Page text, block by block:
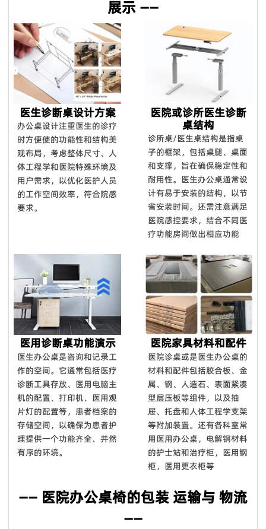
展示 ——
医生诊断桌设计方案
办公桌设计注重医生的诊疗
时方便使的功能性和结构美
观布局，考虑整体尺寸、人
体工程学和医院特殊环境及
用户需求，以优化医护人员
的工作空间效率，符合院感
要求。
医院或诊所医生诊断
桌结构
诊所桌/医生桌结构是指桌
子的框架，包括桌腿、桌面
和支撑，旨在确保稳定性和
耐用性。 医生办公桌通常设
计有易于安装的结构，以节
省安装时间。还需注意满足
医院感控要求，结合不同医
疗功能房间做出相应功能
医用诊断桌功能演示
医生办公桌是咨询和记录工
作的空间。它通常包括医疗
诊断工具存放、医用电脑主
机的配置、打印机、医用观
片灯的配置等，患者档案的
存储空间，以确保为患者护
理提供一个功能齐全、井然
有序的环境。
医院家具材料和配件
医院诊桌或是医生办公桌的
材料和配件包括胶合板、金
属、钢、人造石、表面紧凑
型层压板等组件，以及抽
屉、托盘和人体工程学支架
等附加装置。还有各科室常
用医用办公桌，电解钢材料
的护士站和治疗柜，医用钢
柜，医用更衣柜等
—— 医院办公桌椅的包装 运输与 物流
——
馈我们，如果产品不符合合同要求，我们将免费更换或在下一个
订单中给您补偿。对于国外订单，我们确保大多数配件。在某些
特殊情况下，我们将给予折扣作为解决方案。
Q8. 你的设计能力如何？
我们拥有12人的设计团队，设计师拥有10年以上行业经验，毕
业于家具产品设计专业，医疗家具风格、医院空间布局均由我们
设计团队自主设计开发。
Q9：你们能对你们的产品提供保修吗？
是的，我们对**产品提供 100% 满意保证。我们可以提供 5 年
的保证。
Q10：您可以进行定制吗？
我们拥有强大的开发工具来映射自定义功能。